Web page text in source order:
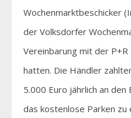
Wochenmarktbeschicker
der Volksdorfer
Vereinbarung mit der
hatten. Die Händler
5.000 Euro jährlich an
das kostenlose Parken zu